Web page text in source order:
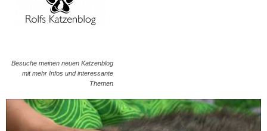
Besuche meinen neuen Katzenblog
mit mehr Infos und interessante
Themen